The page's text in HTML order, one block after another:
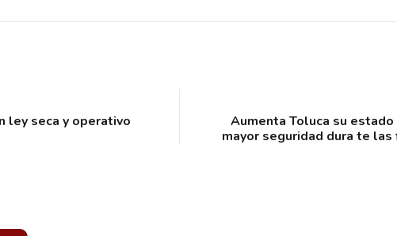
ley seca y operativo
Aumenta Toluca su
mayor seguridad dura te